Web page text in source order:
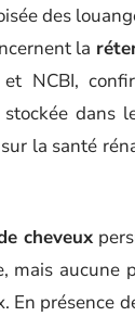
des
la
NCBI,
dans
la santé
cheveux
mais
En présence